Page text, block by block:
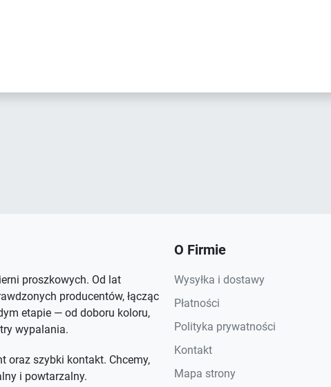
proszkowych. Od lat
producentów, łącząc
etapie — od doboru koloru,
wypalania.
oraz szybki kontakt. Chcemy,
i powtarzalny.
O Firmie
Wysyłka i dostawy
Płatności
Polityka prywatności
Kontakt
Mapa strony